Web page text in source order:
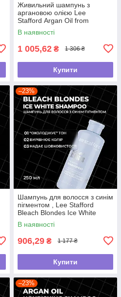
Живильний шампунь з
аргановою олією Lee
Stafford Argan Oil from
Morocco Nourishing Shampoo,
500 мл
В наявності
1 005,62 ₴ 1 306 ₴
Купити
–23%
Шампунь для волосся з синім
пігментом , Lee Stafford
Bleach Blondes Ice White
Toning Shampoo ,250мл
В наявності
906,29 ₴ 1 177 ₴
Купити
–23%